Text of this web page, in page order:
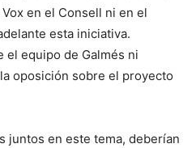
en el Consell ni en el
esta iniciativa.
el equipo de Galmés ni
oposición sobre el proyecto
juntos en este tema, deberían